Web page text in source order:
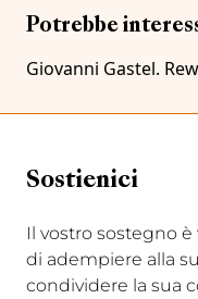
Potrebbe
Giovanni Gastel.
Sostienici
Il vostro sostegno
di adempiere alla
condividere la sua